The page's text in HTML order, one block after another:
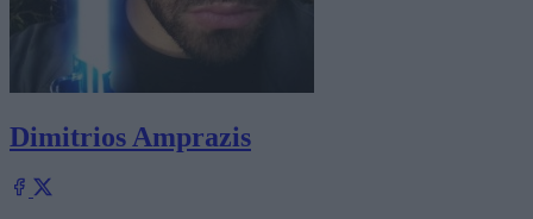
Dimitrios Amprazis